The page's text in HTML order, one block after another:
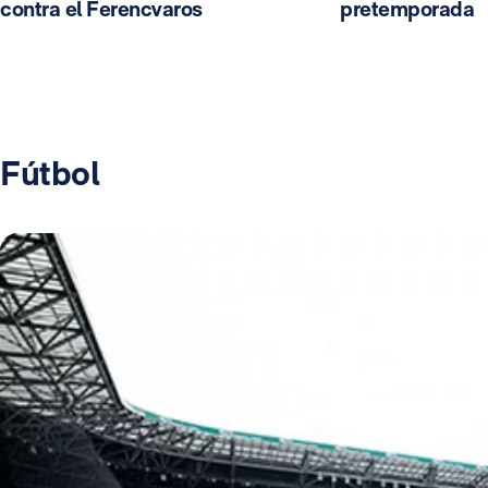
contra el Ferencvaros pretemporada
Fútbol